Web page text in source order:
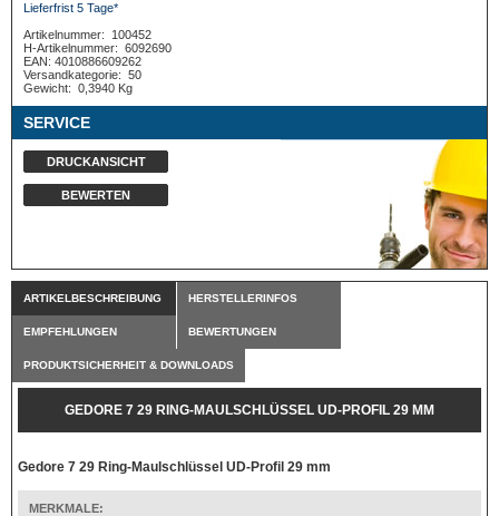
Lieferfrist 5 Tage*
Artikelnummer:
100452
H-Artikelnummer: 6092690
EAN: 4010886609262
Versandkategorie: 50
Gewicht: 0,3940 Kg
SERVICE
DRUCKANSICHT
BEWERTEN
ARTIKELBESCHREIBUNG HERSTELLERINFOS
EMPFEHLUNGEN BEWERTUNGEN
PRODUKTSICHERHEIT & DOWNLOADS
GEDORE 7 29 RING-MAULSCHLÜSSEL UD-PROFIL 29 MM
Gedore 7 29 Ring-Maulschlüssel UD-Profil 29 mm
MERKMALE: